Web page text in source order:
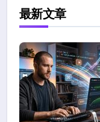
最新文章